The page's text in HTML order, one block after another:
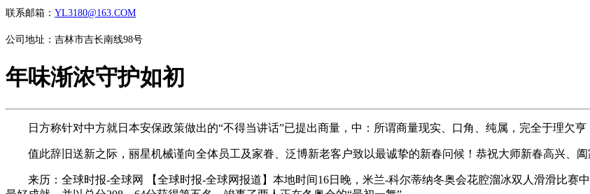
联系邮箱： YL3180@163.COM
公司地址：吉林市吉长南线98号
年味渐浓守护如初
日方称针对中方就日本安保政策做出的“不得当讲话”已提出商量，中：所谓商量现实、口角、纯属，完全于理欠亨
值此辞旧送新之际，丽星机械谨向全体员工及家眷、泛博新老客户致以最诚挚的新春问候！恭祝大师新春高兴、阖
来历：全球时报-全球网 【全球时报-全球网报道】本地时间16日晚，米兰-科尔蒂纳冬奥会花腔溜冰双人滑滑比赛